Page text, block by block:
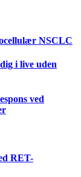
NSCLC
i live uden
ved
RET-